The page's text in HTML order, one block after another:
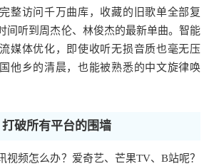
整访问千万曲库，收藏的旧歌单全部复
间听到周杰伦、林俊杰的最新单曲。智能
媒体优化，即使收听无损音质也毫无压
他乡的清晨，也能被熟悉的中文旋律唤
破所有平台的围墙
视频怎么办？爱奇艺、芒果TV、B站呢？